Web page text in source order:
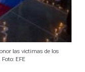
las victimas de los
EFE